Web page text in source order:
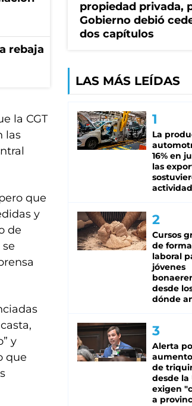
rebaja
la CGT
las
que
y
de
y
que
propiedad privada,
Gobierno debió
dos capítulos
LAS MÁS LEÍDAS
La
16% en
las
actividad
Cursos
de
laboral
jóvenes
desde
dónde
Alerta
de
desde la
exigen
a